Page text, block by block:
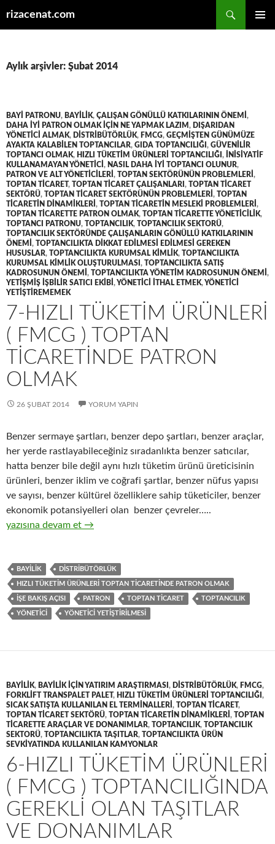
rizacenat.com
Aylık arşivler: Şubat 2014
BAYI PATRONU, BAYILIK, ÇALIŞAN GÖNÜLLÜ KATKILARININ ÖNEMI ,
DAHA IYI PATRON OLMAK IÇIN NE YAPMAK LAZIM , DIŞARIDAN
YÖNETICI ALMAK, DISTRIBÜTÖRLÜK, FMCG, GEÇMIŞTEN GÜNÜMÜZE
AYAKTA KALABILEN TOPTANCILAR, GIDA TOPTANCILIĞI , GÜVENILIR
TOPTANCI OLMAK, HIZLI TÜKETIM ÜRÜNLERI TOPTANCILIĞI ,
INISIYATIF
KULLANAMAYAN YÖNETICI , NASIL DAHA IYI TOPTANCI OLUNUR,
PATRON VE ALT YÖNETICILERI , TOPTAN SEKTÖRÜNÜN PROBLEMLERI ,
TOPTAN TICARET, TOPTAN TICARET ÇALIŞANLARI , TOPTAN TICARET
SEKTÖRÜ, TOPTAN TICARET SEKTÖRÜNÜN PROBLEMLERI , TOPTAN
TICARETIN DINAMIKLERI , TOPTAN TICARETIN MESLEKI PROBLEMLERI ,
TOPTAN TICARETTE PATRON OLMAK, TOPTAN TICARETTE YÖNETICILIK,
TOPTANCI PATRONU, TOPTANCILIK, TOPTANCILIK SEKTORÜ,
TOPTANCILIK SEKTÖRÜNDE ÇALIŞANLARIN GÖNÜLLÜ KATKILARININ
ÖNEMI , TOPTANCILIKTA DIKKAT EDILMESI EDILMESI GEREKEN
HUSUSLAR, TOPTANCILIKTA KURUMSAL KIMLIK, TOPTANCILIKTA
KURUMSAL KIMLIK OLUŞTURULMASI , TOPTANCILIKTA SATIŞ
KADROSUNUN ÖNEMI , TOPTANCILIKTA YÖNETIM KADROSUNUN ÖNEMI ,
YETIŞMIŞ IŞBILIR SATICI EKIBI ,YÖNETICI ITHAL ETMEK,YÖNETICI
YETIŞTIREMEMEK
7-HIZLI TÜKETIM ÜRÜNLERI
( FMCG ) TOPTAN
TICARETINDE PATRON
OLMAK
26 ŞUBAT 2014 YORUM YAPIN
Benzer sermaye şartları, benzer depo şartları, benzer araçlar,
her yerde rastlayabileceğiniz sıradanlıkta benzer satıcılar,
hatta benzer bile değil aynı hızlı tüketim ürünü üreticisinin
ürünleri, benzer iklim ve coğrafi şartlar, benzer nüfus yapısı
ve sayısı, benzer kültürel özelliklere sahip tüketiciler, benzer
ekonomik potansiyelleri olan benzer çevreler…..
7-Hızlı tüketim ürünleri ( FMCG ) toptan ticaretinde patron
yazısına devam et →
BAYILIK DISTRIBÜTÖRLÜK
HIZLI TÜKETIM ÜRÜNLERI TOPTAN TICARETINDE PATRON OLMAK
IŞE BAKIŞ AÇISI PATRON TOPTAN TICARET TOPTANCILIK
YÖNETICI YÖNETICI YETIŞTIRILMESI
BAYILIK, BAYILIK IÇIN YATIRIM ARAŞTIRMASI , DISTRIBÜTÖRLÜK, FMCG,
FORKLIFT TRANSPALET PALET, HIZLI TÜKETIM ÜRÜNLERI TOPTANCILIĞI ,
SICAK SATIŞTA KULLANILAN EL TERMINALLERI , TOPTAN TICARET,
TOPTAN TICARET SEKTÖRÜ, TOPTAN TICARETIN DINAMIKLERI , TOPTAN
TICARETTE ARAÇLAR VE DONANIMLAR, TOPTANCILIK, TOPTANCILIK
SEKTORÜ, TOPTANCILIKTA TAŞITLAR, TOPTANCILIKTA ÜRÜN
SEVKIYATINDA KULLANILAN KAMYONLAR
6-HIZLI TÜKETIM ÜRÜNLERI
( FMCG ) TOPTANCILIĞINDA
GEREKLI OLAN TAŞITLAR
VE DONANIMLAR